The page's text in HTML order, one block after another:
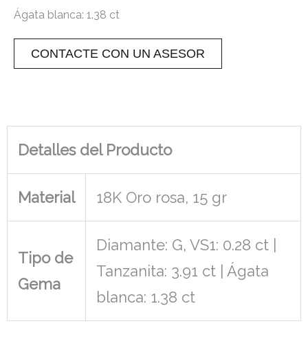
Ágata blanca: 1.38 ct
CONTACTE CON UN ASESOR
Detalles del Producto
Material 18K Oro rosa, 15 gr
Tipo de
Gema
Diamante: G, VS1: 0.28 ct |
Tanzanita: 3.91 ct | Ágata
blanca: 1.38 ct